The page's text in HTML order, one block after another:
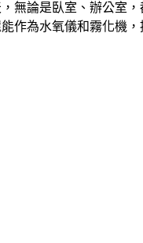
無論是臥室、辦公室
作為水氧儀和霧化機